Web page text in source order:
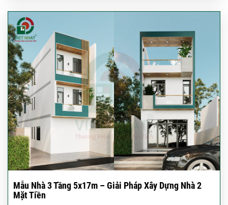
Mẫu Nhà 3 Tầng 5x17m – Giải Pháp Xây Dựng Nhà 2
Mặt Tiền